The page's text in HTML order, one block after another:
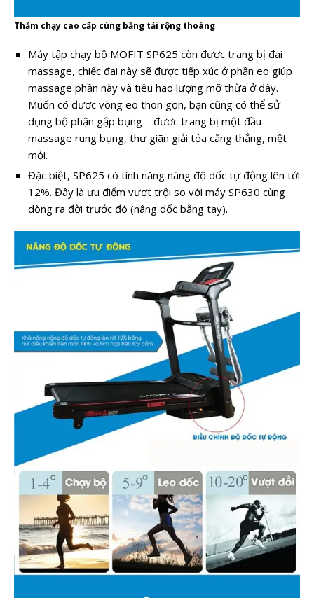
Thảm chạy cao cấp cùng băng tải rộng thoáng
Máy tập chạy bộ MOFIT SP625 còn được trang bị đai
massage, chiếc đai này sẽ được tiếp xúc ở phần eo giúp
massage phần này và tiêu hao lượng mỡ thừa ở đây.
Muốn có được vòng eo thon gọn, bạn cũng có thể sử
dụng bộ phận gập bụng – được trang bị một đầu
massage rung bụng, thư giãn giải tỏa căng thẳng, mệt
mỏi.
Đặc biệt, SP625 có tính năng nâng độ dốc tự động lên tới
12%. Đây là ưu điểm vượt trội so với máy SP630 cùng
dòng ra đời trước đó (nâng dốc bằng tay).